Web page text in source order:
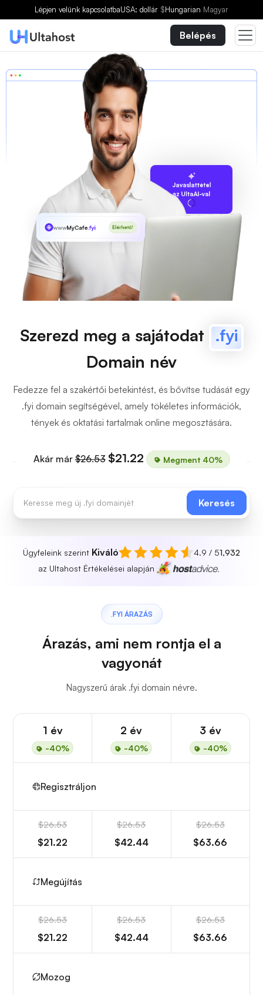
Lépjen velünk kapcsolatbaUSA: dollár $Hungarian Magyar
Belépés
Javaslattétel
az UltaAI-val
wwwMyCafe.fyi Elérhető!
Szerezd meg a sajátodat .fyi
Domain név
Fedezze fel a szakértői betekintést, és bővítse tudását egy
.fyi domain segítségével, amely tökéletes információk,
tények és oktatási tartalmak online megosztására.
Akár már$26.53 $21.22 Megment 40%
Keresés
Ügyfeleink szerint Kiváló 4.9 / 51,932
az Ultahost Értékelései alapján
.FYI ÁRAZÁS
Árazás, ami nem rontja el a
vagyonát
Nagyszerű árak .fyi domain névre.
1 év
-40%
2 év
-40%
3 év
-40%
Regisztráljon
$26.53
$21.22
$26.53
$42.44
$26.53
$63.66
Megújítás
$26.53
$21.22
$26.53
$42.44
$26.53
$63.66
Mozog